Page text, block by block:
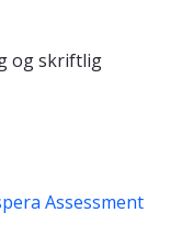
og skriftlig
Assessment